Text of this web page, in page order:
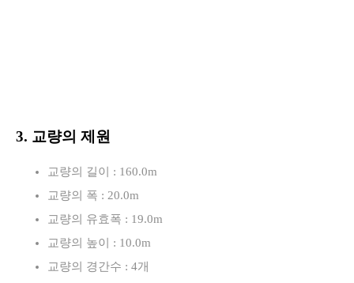
3. 교량의 제원
교량의 길이 : 160.0m
교량의 폭 : 20.0m
교량의 유효폭 : 19.0m
교량의 높이 : 10.0m
교량의 경간수 : 4개